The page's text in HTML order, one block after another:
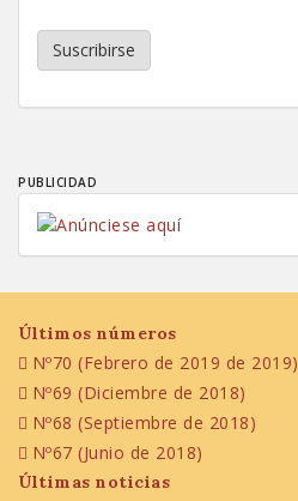
Suscribirse
PUBLICIDAD
Últimos números
Nº70 (Febrero de 2019 de 2019)
Nº69 (Diciembre de 2018)
Nº68 (Septiembre de 2018)
Nº67 (Junio de 2018)
Últimas noticias